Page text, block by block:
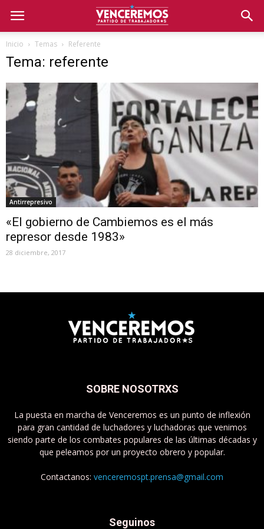
Inicio Temas Referente
Tema: referente
Antirrepresivo
«El gobierno de Cambiemos es el más
represor desde 1983»
28 diciembre, 2017
SOBRE NOSOTRXS
La puesta en marcha de Venceremos es un punto de inflexión
para gran cantidad de luchadores y luchadoras que venimos
siendo parte de los combates populares de las últimas décadas y
que peleamos por un proyecto obrero y popular.
Contactanos: venceremospt.prensa@gmail.com
Seguinos